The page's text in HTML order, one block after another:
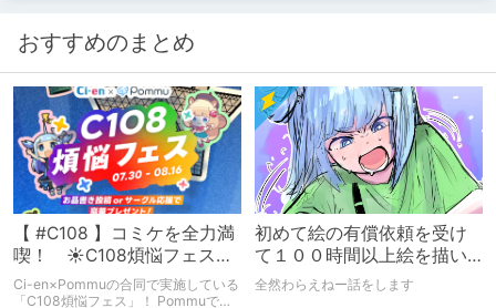
おすすめのまとめ
【 #C108 】コミケを全力満
喫！ ☀C108煩悩フェス☀
Pommu版のご案内
Ci-en×Pommuの合同で実施している
「C108煩悩フェス」！ Pommuでの
初めて絵の有償依頼を受け
て１００時間以上絵を描い
た話
全然わらえねー話をします